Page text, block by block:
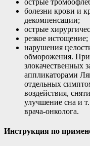
болезни крови и
декомпенсации;
острые
резкое истощение;
нарушения
обморожения. При
злокачественных
аппликаторами
отдельных
воздействия,
улучшение сна и
врача-онколога.
Инструкция по